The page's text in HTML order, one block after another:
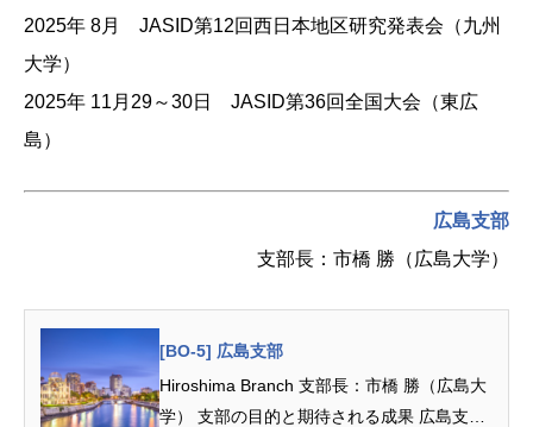
2025年 8月 JASID第12回西日本地区研究発表会（九州
大学）
2025年 11月29～30日 JASID第36回全国大会（東広
島）
広島支部
支部長：市橋 勝（広島大学）
[BO-5] 広島支部
Hiroshima Branch 支部長：市橋 勝（広島大
学） 支部の目的と期待される成果 広島支部